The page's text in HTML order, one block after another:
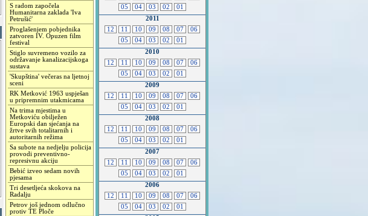
S radom započela
Humanitarna zaklada 'Iva
Petrušić'
Proglašenjem pobjednika
zatvoren IV. Opuzen film
festival
Stiglo suvremeno vozilo za
održavanje kanalizacijskoga
sustava
'Skupština' večeras na ljetnoj
sceni
RK Metković 1963 uspješan
u pripremnim utakmicama
Na trima mjestima u
Metkoviću obilježen
Europski dan sjećanja na
žrtve svih totalitarnih i
autoritarnih režima
Sa subote na nedjelju policija
provodi preventivno-
represivnu akciju
Bebić izveo sedam novih
pjesama
Tri desetljeća skokova na
Radalju
Petrov još jednom odlučno
protiv TE Ploče
05
04 03 02
01
2011
12
11 10 09 08 07
06
05
04 03 02
01
2010
12
11 10 09 08 07
06
05
04 03 02
01
2009
12
11 10 09 08 07
06
05
04 03 02
01
2008
12
11 10 09 08 07
06
05
04 03 02
01
2007
12
11 10 09 08 07
06
05
04 03 02
01
2006
12
11 10 09 08 07
06
05
04 03 02
01